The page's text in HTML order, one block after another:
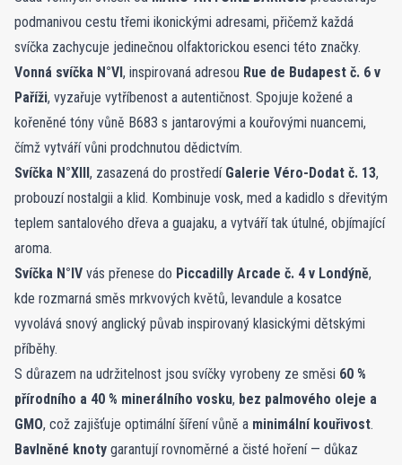
podmanivou cestu třemi ikonickými adresami, přičemž každá
svíčka zachycuje jedinečnou olfaktorickou esenci této značky.
Vonná svíčka N°VI, inspirovaná adresou Rue de Budapest č. 6 v
Paříži, vyzařuje vytříbenost a autentičnost. Spojuje kožené a
kořeněné tóny vůně B683 s jantarovými a kouřovými nuancemi,
čímž vytváří vůni prodchnutou dědictvím.
Svíčka N°XIII, zasazená do prostředí Galerie Véro-Dodat č. 13,
probouzí nostalgii a klid. Kombinuje vosk, med a kadidlo s dřevitým
teplem santalového dřeva a guajaku, a vytváří tak útulné, objímající
aroma.
Svíčka N°IV vás přenese do Piccadilly Arcade č. 4 v Londýně,
kde rozmarná směs mrkvových květů, levandule a kosatce
vyvolává snový anglický půvab inspirovaný klasickými dětskými
příběhy.
S důrazem na udržitelnost jsou svíčky vyrobeny ze směsi 60 %
přírodního a 40 % minerálního vosku, bez palmového oleje a
GMO, což zajišťuje optimální šíření vůně a minimální kouřivost.
Bavlněné knoty garantují rovnoměrné a čisté hoření — důkaz